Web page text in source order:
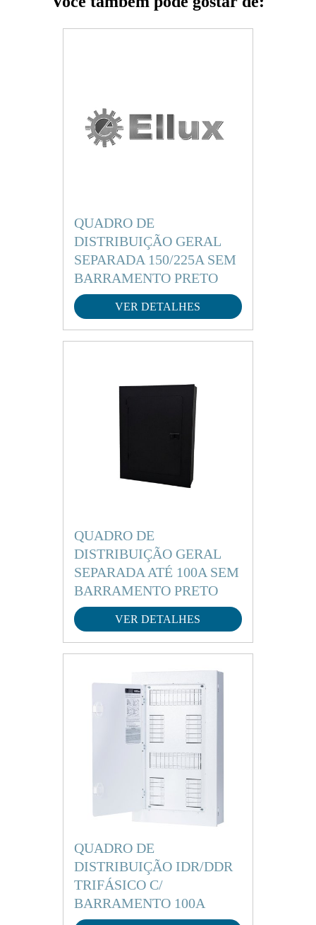
- Possibilidade de remoção do suporte interno para
montagem dos disjuntores em bancada.
- NCM 85381000
Atestando a qualidade e conformidade do produto com
as normas técnicas!
QUADRO DE
DISTRIBUIÇÃO GERAL
SEPARADA 150/225A SEM
BARRAMENTO PRETO
VER DETALHES
QUADRO DE
DISTRIBUIÇÃO GERAL
SEPARADA ATÉ 100A SEM
BARRAMENTO PRETO
VER DETALHES
QUADRO DE
DISTRIBUIÇÃO IDR/DDR
TRIFÁSICO C/
BARRAMENTO 100A